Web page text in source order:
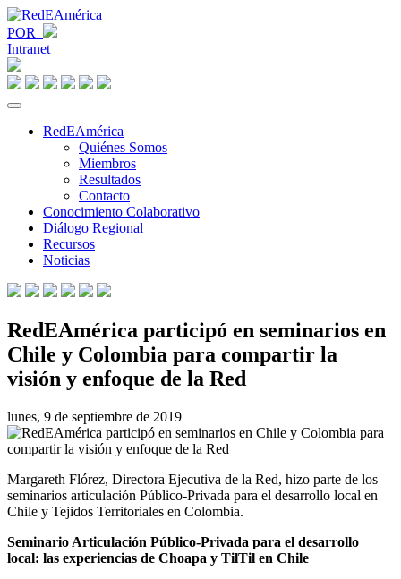
POR
Intranet
RedEAmérica
Quiénes Somos
Miembros
Resultados
Contacto
Conocimiento Colaborativo
Diálogo Regional
Recursos
Noticias
RedEAmérica participó en seminarios en
Chile y Colombia para compartir la
visión y enfoque de la Red
lunes, 9 de septiembre de 2019
Margareth Flórez, Directora Ejecutiva de la Red, hizo parte de los
seminarios articulación Público-Privada para el desarrollo local en
Chile y Tejidos Territoriales en Colombia.
Seminario Articulación Público-Privada para el desarrollo
local: las experiencias de Choapa y TilTil en Chile